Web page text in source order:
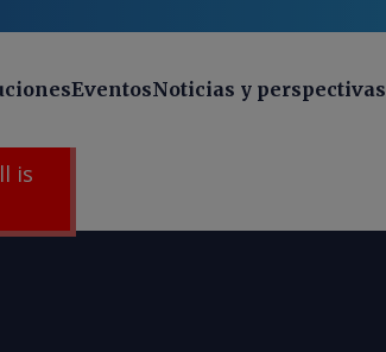
EventosNoticias y perspectivas
is